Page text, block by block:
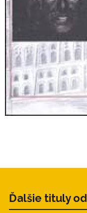
Ďalšie tituly od